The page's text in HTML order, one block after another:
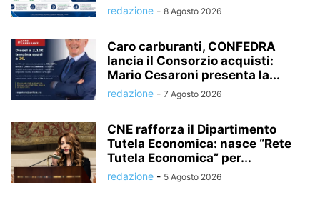
redazione - 8 Agosto 2026
Caro carburanti, CONFEDRA
lancia il Consorzio acquisti:
Mario Cesaroni presenta la...
redazione - 7 Agosto 2026
CNE rafforza il Dipartimento
Tutela Economica: nasce “Rete
Tutela Economica” per...
redazione - 5 Agosto 2026